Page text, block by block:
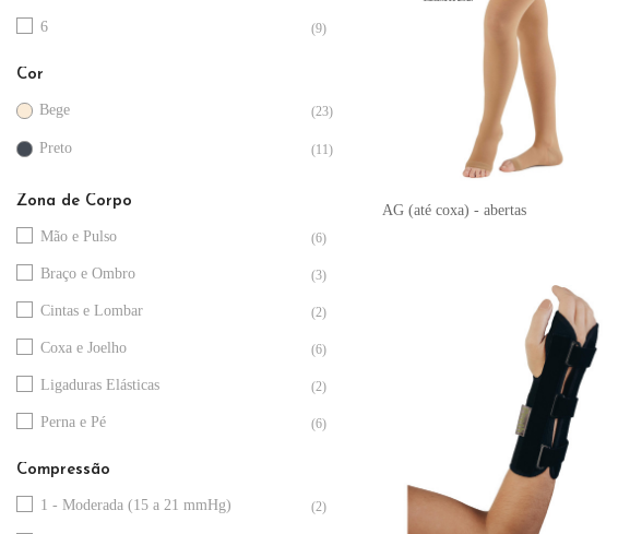
6 (9)
8 CM (2)
(2)
ÚNICO (1)
(5)
(20)
(20)
(20)
XL
XXL (5)
Cor
Bege (23)
Preto (11)
Zona de Corpo
Mão e Pulso (6)
Braço e Ombro (3)
Cintas e Lombar (2)
Coxa e Joelho (6)
Ligaduras Elásticas (2)
Perna e Pé (6)
Compressão
1 - Moderada (15 a 21 mmHg) (2)
AG (até coxa) - abertas